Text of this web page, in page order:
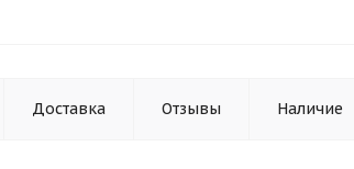
Доставка Отзывы Наличие